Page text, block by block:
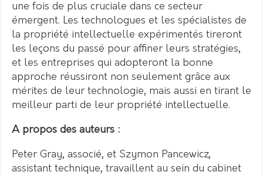
une fois de plus cruciale dans ce secteur
émergent. Les technologues et les spécialistes de
la propriété intellectuelle expérimentés tireront
les leçons du passé pour affiner leurs stratégies,
et les entreprises qui adopteront la bonne
approche réussiront non seulement grâce aux
mérites de leur technologie, mais aussi en tirant le
meilleur parti de leur propriété intellectuelle.
A propos des auteurs :
Peter Gray, associé, et Szymon Pancewicz,
assistant technique, travaillent au sein du cabinet